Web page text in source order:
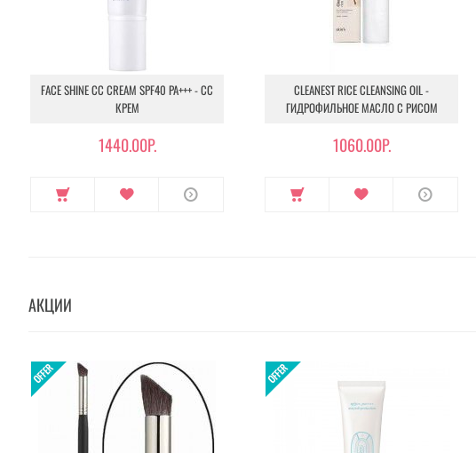
FACE SHINE CC CREAM SPF40 PA+++ - СС
КРЕМ
1440.00Р.
CLEANEST RICE CLEANSING OIL -
ГИДРОФИЛЬНОЕ МАСЛО С РИСОМ
1060.00Р.
АКЦИИ